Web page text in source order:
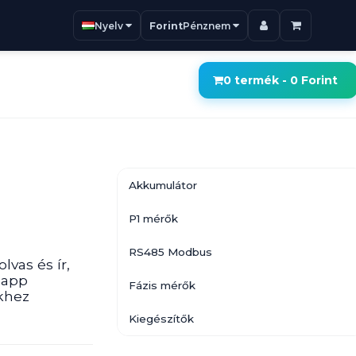
Nyelv ForintPénznem
0 termék - 0 Forint
és ír,
Akkumulátor
P1 mérők
RS485 Modbus
Fázis mérők
Kiegészítők